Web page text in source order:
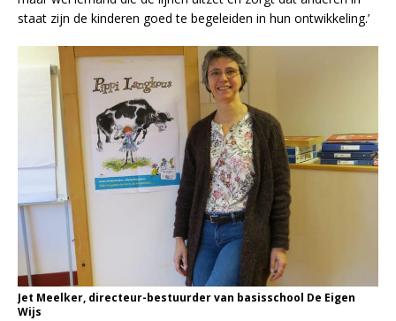
staat zijn de kinderen goed te begeleiden in hun ontwikkeling.’
Jet Meelker, directeur-bestuurder van basisschool De Eigen
Wijs